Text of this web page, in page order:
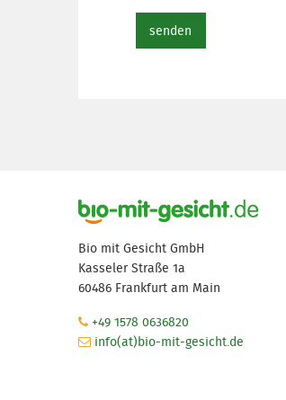
senden
Bio mit Gesicht GmbH
Kasseler Straße 1a
60486 Frankfurt am Main
+49 1578 0636820
info(at)bio-mit-gesicht.de